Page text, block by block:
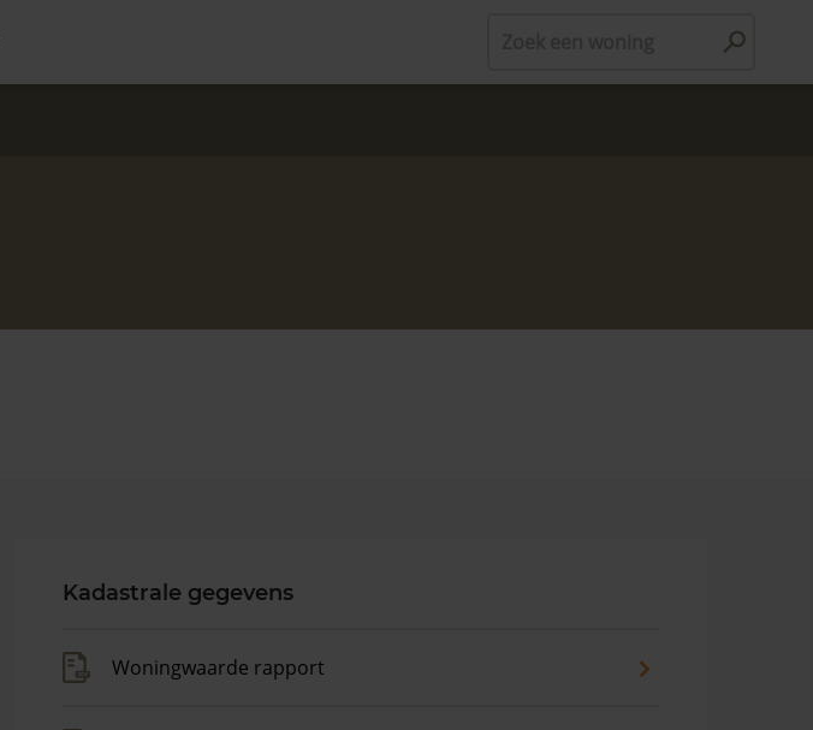
Kadastrale gegevens
Woningwaarde rapport